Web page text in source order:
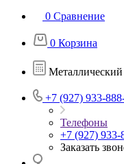
0 Сравнение
0 Корзина
Металлический
+7 (927) 933-
Телефоны
+7 (927) 933-
Заказать